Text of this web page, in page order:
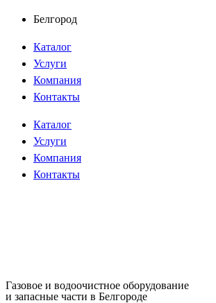
Перейти
содержимому
Белгород
Каталог
Услуги
Компания
Контакты
Каталог
Услуги
Компания
Контакты
Газовое и водоочистное оборудование
и запасные части в Белгороде